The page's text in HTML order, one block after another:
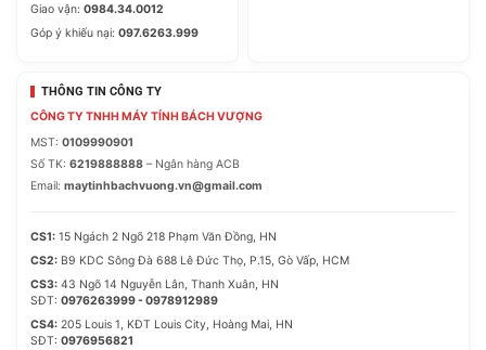
Giao vận: 0984.34.0012
Góp ý khiếu nại: 097.6263.999
THÔNG TIN CÔNG TY
CÔNG TY TNHH MÁY TÍNH BÁCH VƯỢNG
MST: 0109990901
Số TK: 6219888888 – Ngân hàng ACB
Email: maytinhbachvuong.vn@gmail.com
CS1: 15 Ngách 2 Ngõ 218 Phạm Văn Đồng, HN
CS2: B9 KDC Sông Đà 688 Lê Đức Thọ, P.15, Gò Vấp, HCM
CS3: 43 Ngõ 14 Nguyễn Lân, Thanh Xuân, HN
SĐT: 0976263999 - 0978912989
CS4: 205 Louis 1, KĐT Louis City, Hoàng Mai, HN
SĐT: 0976956821